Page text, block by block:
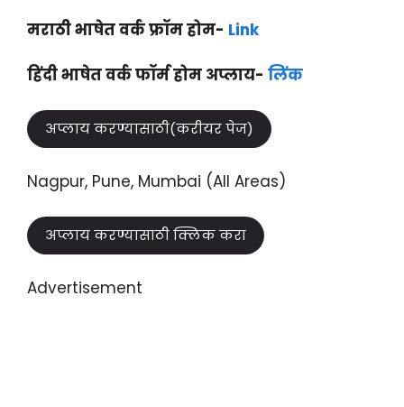
मराठी भाषेत वर्क फ्रॉम होम- Link
हिंदी भाषेत वर्क फॉर्म होम अप्लाय- लिंक
अप्लाय करण्यासाठी(करीयर पेज)
Nagpur, Pune, Mumbai (All Areas)
अप्लाय करण्यासाठी क्लिक करा
Advertisement